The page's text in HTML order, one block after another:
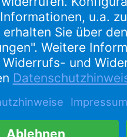
Dienstleister. Diese
von der Google
Gordon House,
eingebunden, dass die
werden, wenn Sie in